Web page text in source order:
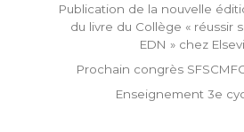
Publication de la nouvelle
du livre du Collège « réussir
EDN » chez
Prochain congrès
Enseignement 3e